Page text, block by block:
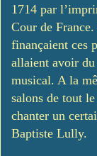
1714 par
Cour de
finançaient ces
allaient avoir du
musical. A la
salons de tout
chanter un
Baptiste Lully.